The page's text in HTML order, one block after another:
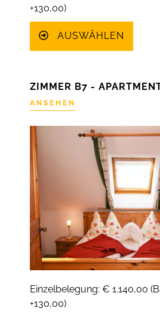
+130,00)
AUSWÄHLEN
ZIMMER B7 -
ANSEHEN
Einzelbelegung: € 1.140,00
+130,00)